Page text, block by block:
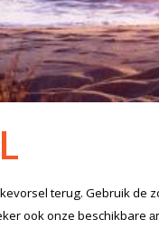
terug. Gebruik de
ook onze beschikbare